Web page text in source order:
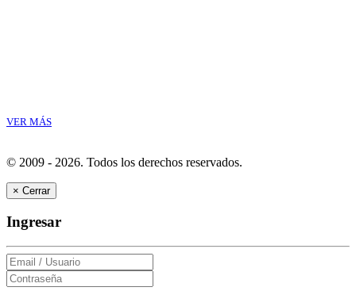
VER MÁS
© 2009 - 2026. Todos los derechos reservados.
× Cerrar
Ingresar